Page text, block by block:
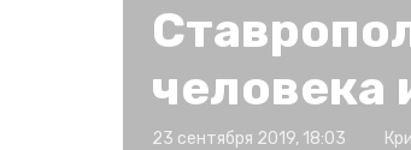
человека
23 сентября 2019, 18:03